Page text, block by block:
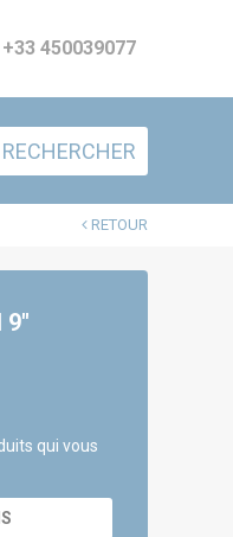
+33 450039077
RECHERCHER
RETOUR
9"
qui vous